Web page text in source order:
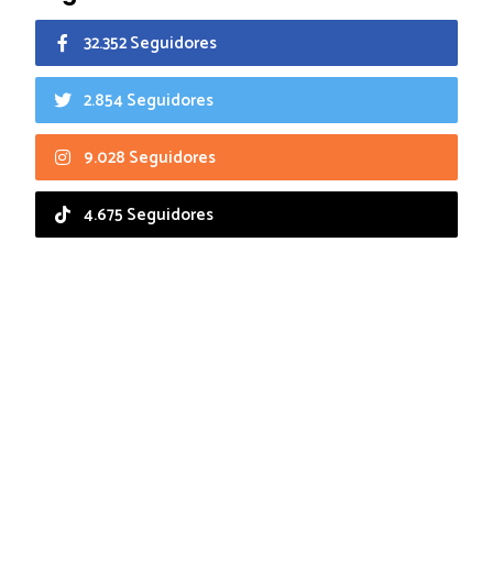
32.352 Seguidores
2.854 Seguidores
9.028 Seguidores
4.675 Seguidores